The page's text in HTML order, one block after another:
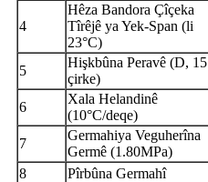
4
Hêza Bandora Çîçeka
Tîrêjê ya Yek-Span (li
23°C)
5
Hişkbûna Peravê (D, 15
çirke)
6
Xala Helandinê
(10°C/deqe)
7
Germahiya Veguherîna
Germê (1.80MPa)
8
Pîrbûna Germahî